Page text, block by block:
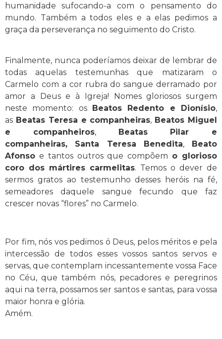
humanidade sufocando-a com o pensamento do
mundo. Também a todos eles e a elas pedimos a
graça da perseverança no seguimento do Cristo.
Finalmente, nunca poderíamos deixar de lembrar de
todas aquelas testemunhas que matizaram o
Carmelo com a cor rubra do sangue derramado por
amor a Deus e à Igreja! Nomes gloriosos surgem
neste momento: os
Beatos Redento e Dionísio,
as Beatas Teresa e companheiras, Beatos Miguel
e companheiros,
Beatas Pilar e
companheiras,
Santa Teresa Benedita,
Beato
Afonso e tantos outros que compõem o glorioso
coro dos mártires carmelitas. Temos o dever de
sermos gratos ao testemunho desses heróis na fé,
semeadores daquele sangue fecundo que faz
crescer novas “flores” no Carmelo.
Por fim, nós vos pedimos ó Deus, pelos méritos e pela
intercessão de todos esses vossos santos servos e
servas, que contemplam incessantemente vossa Face
no Céu, que também nós, pecadores e peregrinos
aqui na terra, possamos ser santos e santas, para vossa
maior honra e glória.
Amém.